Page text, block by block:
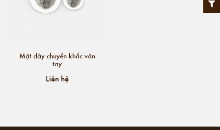
Mặt dây chuyền khắc vân
tay
Liên hệ